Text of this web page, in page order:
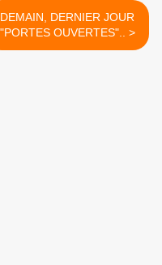
DEMAIN, DERNIER JOUR
"PORTES OUVERTES".. >